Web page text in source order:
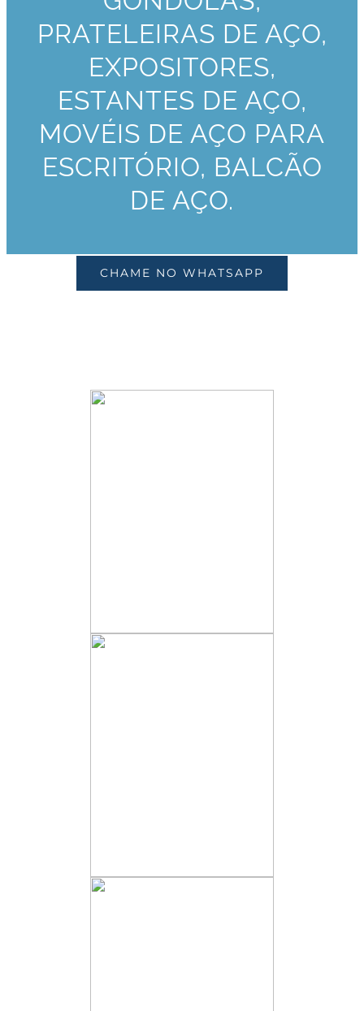
PRATELEIRAS DE AÇO,
EXPOSITORES,
ESTANTES DE AÇO,
MOVÉIS DE AÇO PARA
ESCRITÓRIO, BALCÃO
DE AÇO.
CHAME NO WHATSAPP